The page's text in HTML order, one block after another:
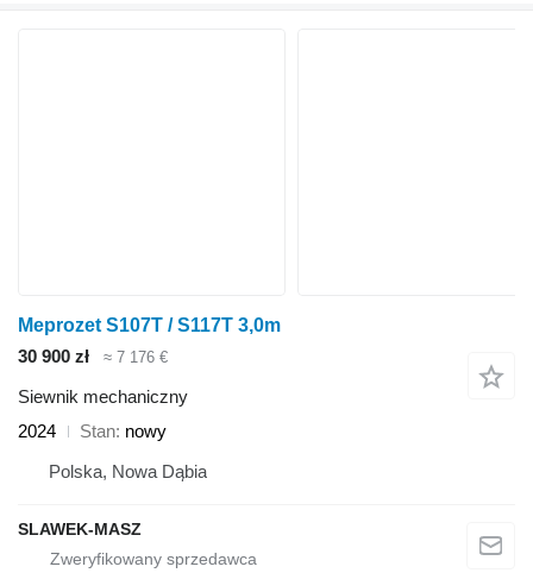
Meprozet S107T / S117T 3,0m
30 900 zł
≈ 7 176 €
Siewnik mechaniczny
2024
Stan nowy
Polska, Nowa Dąbia
SLAWEK-MASZ